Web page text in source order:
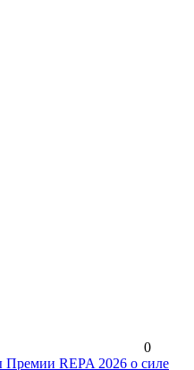
0
Премии REPA 2026 о силе